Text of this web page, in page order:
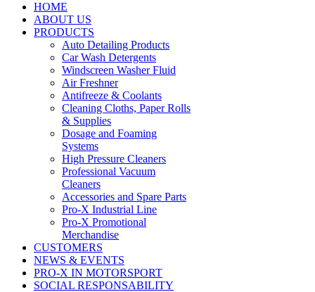
HOME
ABOUT US
PRODUCTS
Auto Detailing Products
Car Wash Detergents
Windscreen Washer Fluid
Air Freshner
Antifreeze & Coolants
Cleaning Cloths, Paper Rolls
& Supplies
Dosage and Foaming
Systems
High Pressure Cleaners
Professional Vacuum
Cleaners
Accessories and Spare Parts
Pro-X Industrial Line
Pro-X Promotional
Merchandise
CUSTOMERS
NEWS & EVENTS
PRO-X IN MOTORSPORT
SOCIAL RESPONSABILITY